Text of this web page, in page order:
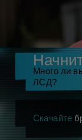
Много ли
ЛСД?
Скачайте